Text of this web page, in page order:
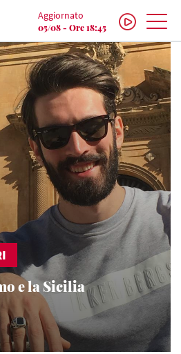
Aggiornato
05/08 - Ore 18:45
e la Sicilia